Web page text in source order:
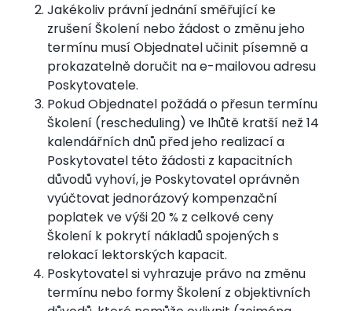
Jakékoliv právní jednání směřující ke
zrušení Školení nebo žádost o změnu jeho
termínu musí Objednatel učinit písemně a
prokazatelně doručit na e-mailovou adresu
Poskytovatele.
Pokud Objednatel požádá o přesun termínu
Školení (rescheduling) ve lhůtě kratší než 14
kalendářních dnů před jeho realizací a
Poskytovatel této žádosti z kapacitních
důvodů vyhoví, je Poskytovatel oprávněn
vyúčtovat jednorázový kompenzační
poplatek ve výši 20 % z celkové ceny
Školení k pokrytí nákladů spojených s
relokací lektorských kapacit.
Poskytovatel si vyhrazuje právo na změnu
termínu nebo formy Školení z objektivních